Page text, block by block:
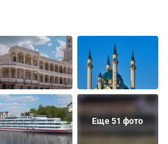
Еще 51 фото